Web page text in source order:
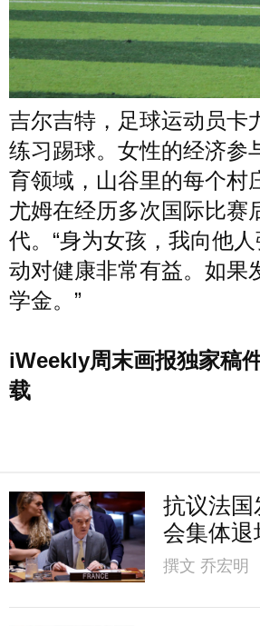
吉尔吉特，足球运动员卡
练习踢球。女性的经济参
育领域，山谷里的每个村
尤姆在经历多次国际比赛
代。“身为女孩，我向他
动对健康非常有益。如果
学金。”
iWeekly周末画报独家稿
载
抗议法
会集体退
撰文 乔宏明